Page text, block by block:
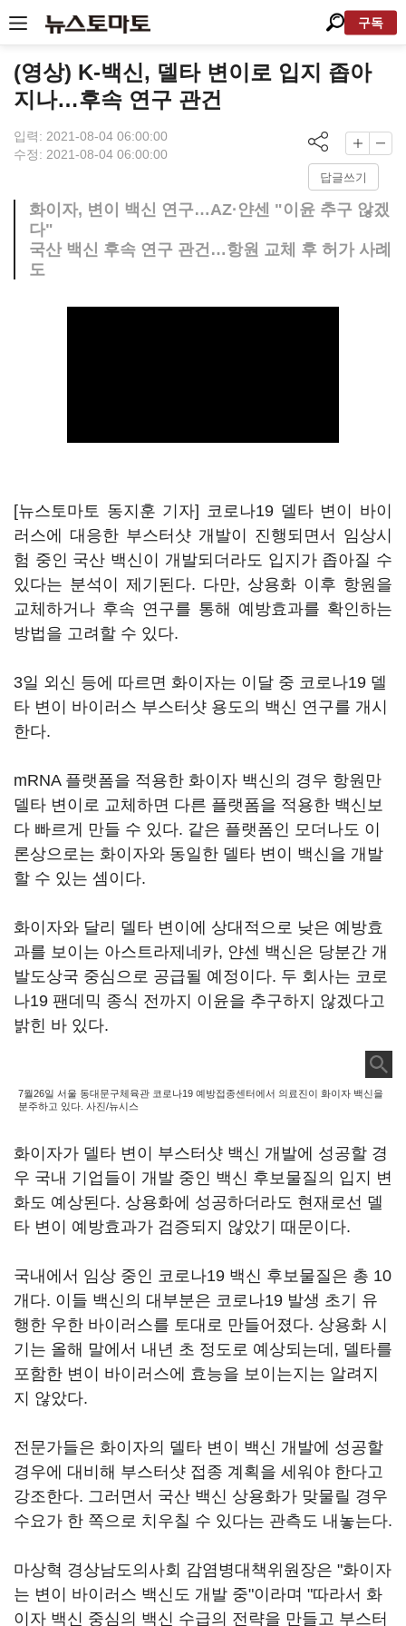
구독
(영상) K-백신, 델타 변이로 입지 좁아
지나…후속 연구 관건
입력: 2021-08-04 06:00:00
수정: 2021-08-04 06:00:00
답글쓰기
화이자, 변이 백신 연구…AZ·얀센 "이윤 추구 않겠
다"
국산 백신 후속 연구 관건…항원 교체 후 허가 사례
도
[뉴스토마토 동지훈 기자] 코로나19 델타 변이 바이
러스에 대응한 부스터샷 개발이 진행되면서 임상시
험 중인 국산 백신이 개발되더라도 입지가 좁아질 수
있다는 분석이 제기된다. 다만, 상용화 이후 항원을
교체하거나 후속 연구를 통해 예방효과를 확인하는
방법을 고려할 수 있다.
3일 외신 등에 따르면 화이자는 이달 중 코로나19 델
타 변이 바이러스 부스터샷 용도의 백신 연구를 개시
한다.
mRNA 플랫폼을 적용한 화이자 백신의 경우 항원만
델타 변이로 교체하면 다른 플랫폼을 적용한 백신보
다 빠르게 만들 수 있다. 같은 플랫폼인 모더나도 이
론상으로는 화이자와 동일한 델타 변이 백신을 개발
할 수 있는 셈이다.
화이자와 달리 델타 변이에 상대적으로 낮은 예방효
과를 보이는 아스트라제네카, 얀센 백신은 당분간 개
발도상국 중심으로 공급될 예정이다. 두 회사는 코로
나19 팬데믹 종식 전까지 이윤을 추구하지 않겠다고
밝힌 바 있다.
7월26일 서울 동대문구체육관 코로나19 예방접종센터에서 의료진이 화이자 백신을
분주하고 있다. 사진/뉴시스
화이자가 델타 변이 부스터샷 백신 개발에 성공할 경
우 국내 기업들이 개발 중인 백신 후보물질의 입지 변
화도 예상된다. 상용화에 성공하더라도 현재로선 델
타 변이 예방효과가 검증되지 않았기 때문이다.
국내에서 임상 중인 코로나19 백신 후보물질은 총 10
개다. 이들 백신의 대부분은 코로나19 발생 초기 유
행한 우한 바이러스를 토대로 만들어졌다. 상용화 시
기는 올해 말에서 내년 초 정도로 예상되는데, 델타를
포함한 변이 바이러스에 효능을 보이는지는 알려지
지 않았다.
전문가들은 화이자의 델타 변이 백신 개발에 성공할
경우에 대비해 부스터샷 접종 계획을 세워야 한다고
강조한다. 그러면서 국산 백신 상용화가 맞물릴 경우
수요가 한 쪽으로 치우칠 수 있다는 관측도 내놓는다.
마상혁 경상남도의사회 감염병대책위원장은 "화이자
는 변이 바이러스 백신도 개발 중"이라며 "따라서 화
이자 백신 중심의 백신 수급의 전략을 만들고 부스터